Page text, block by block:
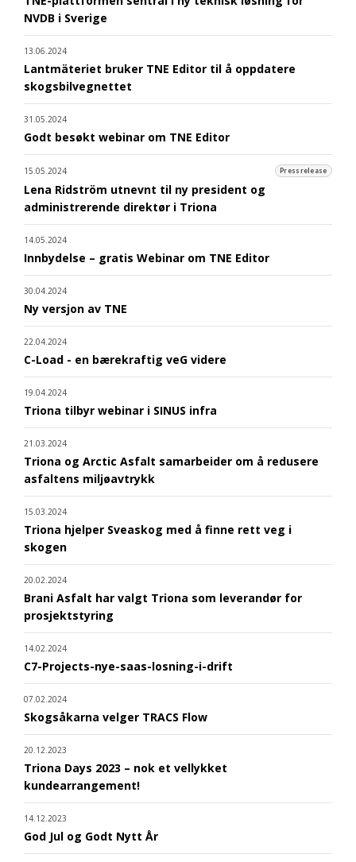
NVDB i Sverige
13.06.2024
Lantmäteriet bruker TNE Editor til å oppdatere
skogsbilvegnettet
31.05.2024
Godt besøkt webinar om TNE Editor
15.05.2024 Pressrelease
Lena Ridström utnevnt til ny president og
administrerende direktør i Triona
14.05.2024
Innbydelse – gratis Webinar om TNE Editor
30.04.2024
Ny versjon av TNE
22.04.2024
C-Load - en bærekraftig veG videre
19.04.2024
Triona tilbyr webinar i SINUS infra
21.03.2024
Triona og Arctic Asfalt samarbeider om å redusere
asfaltens miljøavtrykk
15.03.2024
Triona hjelper Sveaskog med å finne rett veg i
skogen
20.02.2024
Brani Asfalt har valgt Triona som leverandør for
prosjektstyring
14.02.2024
C7-Projects-nye-saas-losning-i-drift
07.02.2024
Skogsåkarna velger TRACS Flow
20.12.2023
Triona Days 2023 – nok et vellykket
kundearrangement!
14.12.2023
God Jul og Godt Nytt År